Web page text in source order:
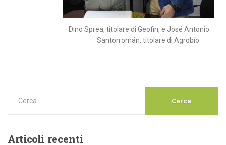
Dino Sprea, titolare di Geofin, e José Antonio
Santorromán, titolare di Agrobío
Articoli recenti